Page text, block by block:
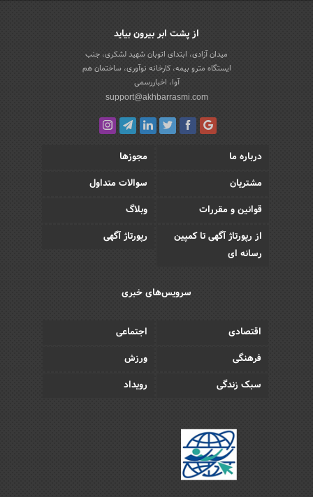
از پشت ابر بیرون بیاید
میدان آزادی، ابتدای اتوبان شهید لشکری، جنب
ایستگاه مترو بیمه، کارخانه نوآوری، ساختمان هم
آوا، اخباررسمی
support@akhbarrasmi.com
درباره ما
مجوزها
مشتریان
سوالات متداول
قوانین و مقررات
وبلاگ
از رپورتاژ آگهی تا کمپین
رسانه ای
رپورتاژ آگهی
سرویس‌های خبری
اقتصادی
اجتماعی
فرهنگی
ورزش
سبک زندگی
رویداد